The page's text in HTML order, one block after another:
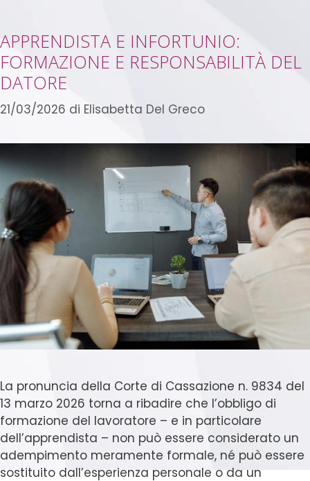
APPRENDISTA E INFORTUNIO:
FORMAZIONE E RESPONSABILITÀ DEL
DATORE
21/03/2026 di Elisabetta Del Greco
La pronuncia della Corte di Cassazione n. 9834 del
13 marzo 2026 torna a ribadire che l’obbligo di
formazione del lavoratore – e in particolare
dell’apprendista – non può essere considerato un
adempimento meramente formale, né può essere
sostituito dall’esperienza personale o da un